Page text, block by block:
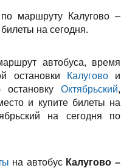
маршруту Калугово –
на сегодня.
автобуса, время
остановки
Калуговои
остановку Октябрьский,
и купите билеты на
на сегодня по
на автобус Калугово –